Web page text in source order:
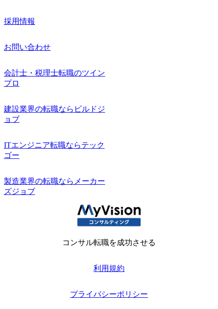
採用情報
お問い合わせ
会計士・税理士転職のツイン
プロ
建設業界の転職ならビルドジ
ョブ
ITエンジニア転職ならテック
ゴー
製造業界の転職ならメーカー
ズジョブ
コンサル転職を成功させる
利用規約
プライバシーポリシー